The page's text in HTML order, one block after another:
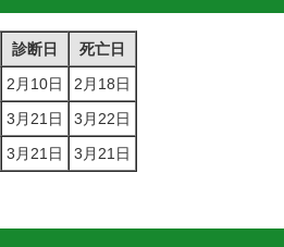
診断日
死亡日
2月10日
2月18日
3月21日
3月22日
3月21日
3月21日